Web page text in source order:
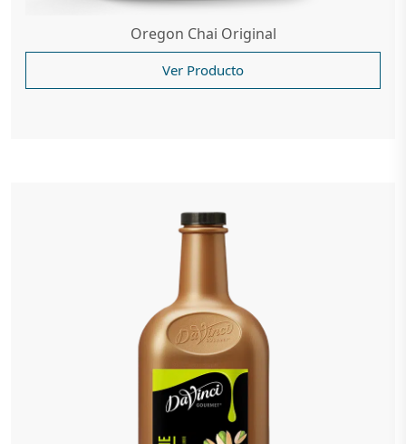
Oregon Chai Original
Ver Producto